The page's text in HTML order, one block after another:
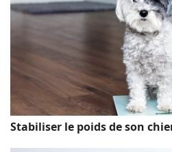
Stabiliser le poids de son